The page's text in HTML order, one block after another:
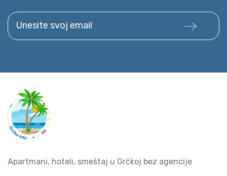
Unesite svoj email
Apartmani, hoteli, smeštaj u Grčkoj bez agencije